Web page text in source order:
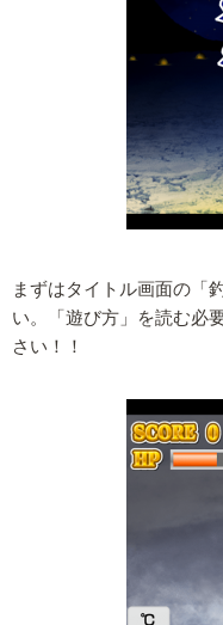
まずはタイトル画面の「
い。「遊び方」を読む必
さい！！